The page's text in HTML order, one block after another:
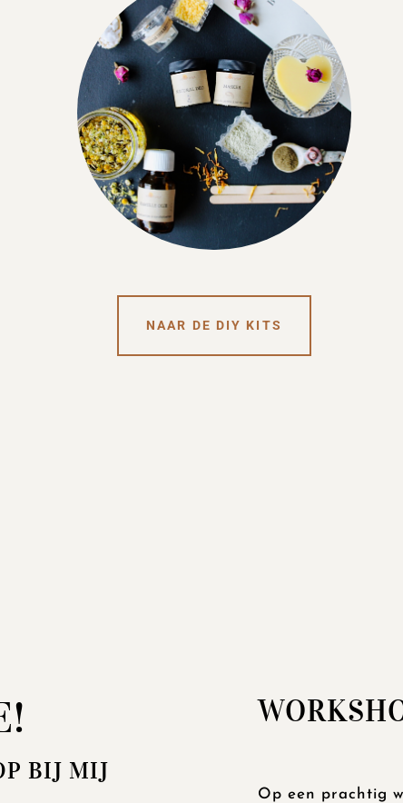
NAAR DE DIY KITS
BIJ MIJ
Op een prachtig